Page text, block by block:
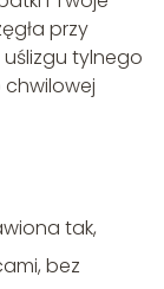
przy
tylnego
chwilowej
tak,
bez